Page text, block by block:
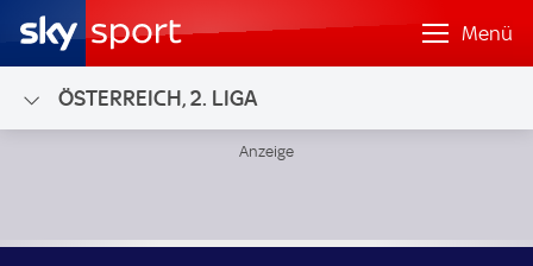
Menü
ÖSTERREICH, 2. LIGA